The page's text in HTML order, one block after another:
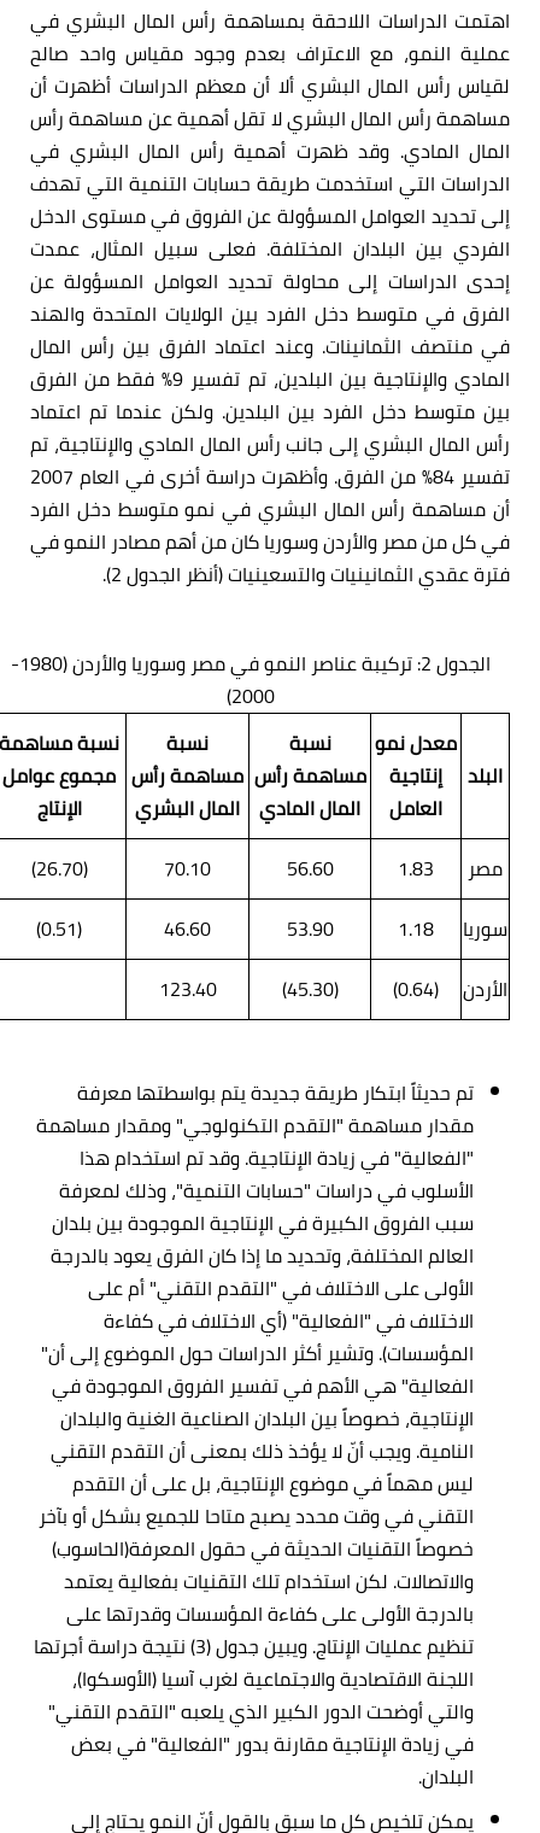
اهتمت الدراسات اللاحقة بمساهمة رأس المال البشري في
عملية النمو، مع الاعتراف بعدم وجود مقياس واحد صالح
لقياس رأس المال البشري ألا أن معظم الدراسات أظهرت أن
مساهمة رأس المال البشري لا تقل أهمية عن مساهمة رأس
المال المادي. وقد ظهرت أهمية رأس المال البشري في
الدراسات التي استخدمت طريقة حسابات التنمية التي تهدف
إلى تحديد العوامل المسؤولة عن الفروق في مستوى الدخل
الفردي بين البلدان المختلفة. فعلى سبيل المثال، عمدت
إحدى الدراسات إلى محاولة تحديد العوامل المسؤولة عن
الفرق في متوسط دخل الفرد بين الولايات المتحدة والهند
في منتصف الثمانينات. وعند اعتماد الفرق بين رأس المال
المادي والإنتاجية بين البلدين، تم تفسير 9% فقط من الفرق
بين متوسط دخل الفرد بين البلدين. ولكن عندما تم اعتماد
رأس المال البشري إلى جانب رأس المال المادي والإنتاجية، تم
تفسير 84% من الفرق. وأظهرت دراسة أخرى في العام 2007
أن مساهمة رأس المال البشري في نمو متوسط دخل الفرد
في كل من مصر والأردن وسوريا كان من أهم مصادر النمو في
فترة عقدي الثمانينيات والتسعينيات (أنظر الجدول 2).
الجدول 2: تركيبة عناصر النمو في مصر وسوريا والأردن (1980-
2000)
البلد
معدل نمو
إنتاجية
العامل
نسبة
مساهمة رأس
المال المادي
نسبة
مساهمة رأس
المال البشري
نسبة مساهمة
مجموع عوامل
الإنتاج
مصر
1.83
56.60
70.10
(26.70)
سوريا
1.18
53.90
46.60
(0.51)
الأردن
(0.64)
(45.30)
123.40
تم حديثاً ابتكار طريقة جديدة يتم بواسطتها معرفة
مقدار مساهمة "التقدم التكنولوجي" ومقدار مساهمة
"الفعالية" في زيادة الإنتاجية. وقد تم استخدام هذا
الأسلوب في دراسات "حسابات التنمية"، وذلك لمعرفة
سبب الفروق الكبيرة في الإنتاجية الموجودة بين بلدان
العالم المختلفة، وتحديد ما إذا كان الفرق يعود بالدرجة
الأولى على الاختلاف في "التقدم التقني" أم على
الاختلاف في "الفعالية" (أي الاختلاف في كفاءة
المؤسسات). وتشير أكثر الدراسات حول الموضوع إلى أن"
الفعالية" هي الأهم في تفسير الفروق الموجودة في
الإنتاجية، خصوصاً بين البلدان الصناعية الغنية والبلدان
النامية. ويجب أنّ لا يؤخذ ذلك بمعنى أن التقدم التقني
ليس مهماً في موضوع الإنتاجية، بل على أن التقدم
التقني في وقت محدد يصبح متاحا للجميع بشكل أو بآخر
خصوصاً التقنيات الحديثة في حقول المعرفة(الحاسوب)
والاتصالات. لكن استخدام تلك التقنيات بفعالية يعتمد
بالدرجة الأولى على كفاءة المؤسسات وقدرتها على
تنظيم عمليات الإنتاج. ويبين جدول (3) نتيجة دراسة أجرتها
اللجنة الاقتصادية والاجتماعية لغرب آسيا (الأوسكوا)،
والتي أوضحت الدور الكبير الذي يلعبه "التقدم التقني"
في زيادة الإنتاجية مقارنة بدور "الفعالية" في بعض
البلدان.
يمكن تلخيص كل ما سبق بالقول أنّ النمو يحتاج إلى